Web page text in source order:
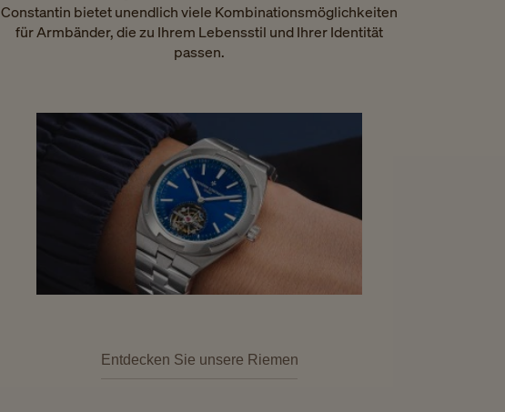
Constantin bietet unendlich viele Kombinationsmöglichkeiten
für Armbänder, die zu Ihrem Lebensstil und Ihrer Identität
passen.
Entdecken Sie unsere Riemen